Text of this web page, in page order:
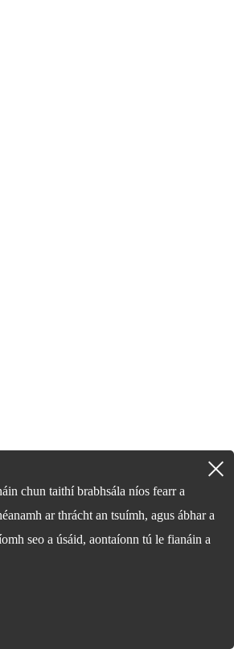
chun taithí brabhsála níos fearr a
ar thrácht an tsuímh, agus ábhar a
seo a úsáid, aontaíonn tú le fianáin a